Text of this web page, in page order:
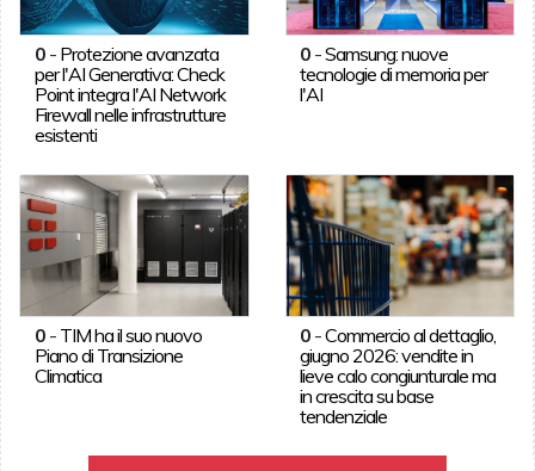
0- Protezione avanzata
per l'AI Generativa: Check
Point integra l'AI Network
Firewall nelle infrastrutture
esistenti
0 -Samsung: nuove
tecnologie di memoria per
l'AI
0- TIM ha il suo nuovo
Piano di Transizione
Climatica
0 -Commercio al dettaglio,
giugno 2026: vendite in
lieve calo congiunturale ma
in crescita su base
tendenziale